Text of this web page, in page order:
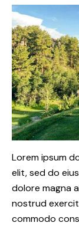
Lorem ipsum
elit, sed do
dolore magna
nostrud
commodo